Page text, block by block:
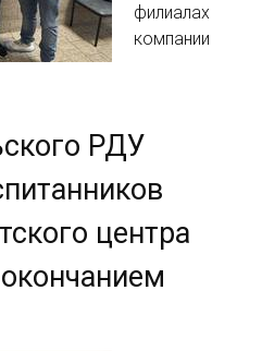
филиалах
компании
РДУ
центра